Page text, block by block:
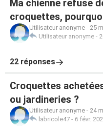
Ma chienne refuse
croquettes,
Utilisateur anonyme - 25
Utilisateur anonyme -
22 réponses
Croquettes
ou jardineries ?
Utilisateur anonyme - 24
labricole47 - 6 févr.